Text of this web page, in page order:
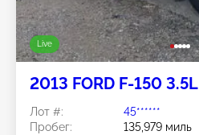
Live
2013 FORD F-150 3.5L
Лот #:
45******
Пробег:
135,979 миль